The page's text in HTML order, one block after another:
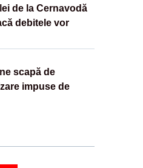
de la Cernavodă
debitele vor
scapă de
impuse de